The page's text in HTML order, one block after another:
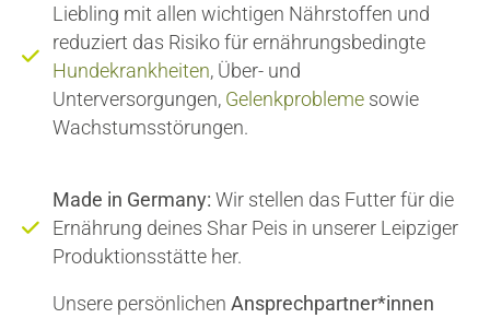
Liebling mit allen wichtigen Nährstoffen und
reduziert das Risiko für ernährungsbedingte
Hundekrankheiten, Über- und
Unterversorgungen, Gelenkproblemesowie
Wachstumsstörungen.
Made in Germany: Wir stellen das Futter für die
Ernährung deines Shar Peis in unserer Leipziger
Produktionsstätte her.
Unsere persönlichen Ansprechpartner*innen